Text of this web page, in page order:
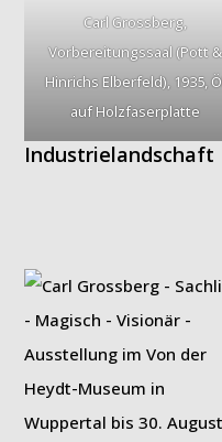
Carl Grossberg,
Vorbereitungssaal (Pott &
Hinrichs Elberfeld), 1935,
auf Holzfaserplatte
Industrielandschaft